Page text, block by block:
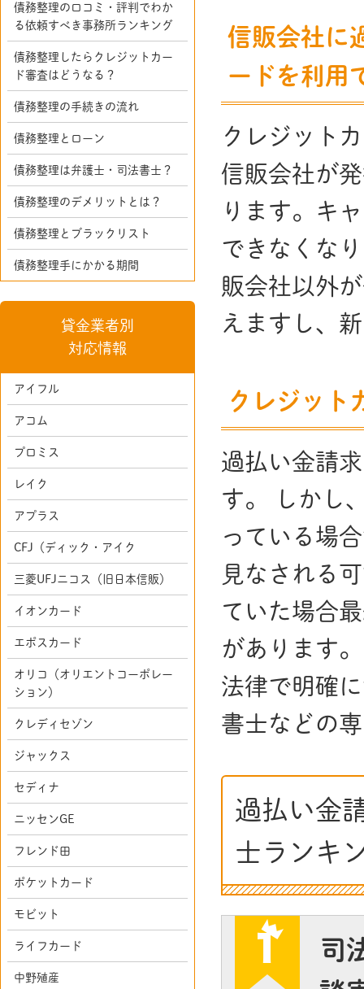
信販会社に
ードを利用
クレジット
信販会社が
ります。キ
できなくな
販会社以外
えますし、
クレジット
過払い金請
す。 しかし
っている場
見なされる
ていた場合
があります。
法律で明確
書士などの
過払い金
士ランキ
司
債務整理の口コミ・評判でわか
る依頼すべき事務所ランキング
債務整理したらクレジットカー
ド審査はどうなる？
債務整理の手続きの流れ
債務整理とローン
債務整理は弁護士・司法書士？
債務整理のデメリットとは？
債務整理とブラックリスト
債務整理手にかかる期間
貸金業者別
対応情報
アイフル
アコム
プロミス
レイク
アプラス
CFJ（ディック・アイク
三菱UFJニコス（旧日本信販）
イオンカード
エポスカード
オリコ（オリエントコーポレー
ション）
クレディセゾン
ジャックス
セディナ
ニッセンGE
フレンド田
ポケットカード
モビット
ライフカード
中野殖産